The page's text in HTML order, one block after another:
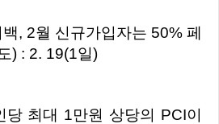
, 2월 신규가입자는 50% 페
) : 2. 19(1일)